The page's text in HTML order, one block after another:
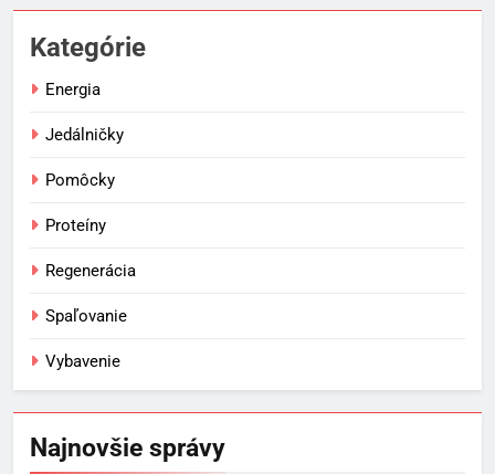
Kategórie
Energia
Jedálničky
Pomôcky
Proteíny
Regenerácia
Spaľovanie
Vybavenie
Najnovšie správy
5
POMÔCKY